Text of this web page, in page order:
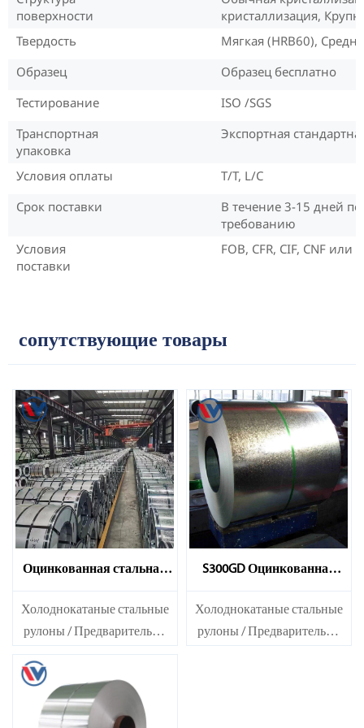
поверхности
кристаллизация,
Твердость
Мягкая (HRB60),
Образец
Образец бесплатно
Тестирование
ISO /SGS
Транспортная
упаковка
Экспортная
Условия оплаты
T/T, L/C
Срок поставки
В течение 3-15 дней
требованию
Условия
поставки
FOB, CFR, CIF, CNF
сопутствующие товары
Оцинкованная стальная
катушка S350GD
Холоднокатаные стальные
рулоны / Предварительно
окрашенные
оцинкованные стальные
листы SECC SPCC SECD
SPCD SECE SPCE SECC N2
S300GD Оцинкованная
стальная катушка
Холоднокатаные стальные
рулоны / Предварительно